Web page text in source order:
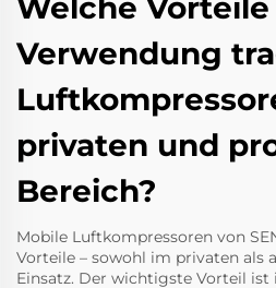
Welche
Verwendung
privaten und
Bereich?
Mobile Luftkompressoren von
Vorteile – sowohl im privaten als
Einsatz. Der wichtigste Vorteil ist